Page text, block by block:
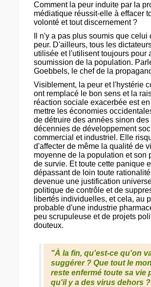
Comment la peur induite par la
médiatique réussit-elle à effacer
volonté et tout discernement ?
Il n'y a pas plus soumis que celui
peur. D'ailleurs, tous les
utilisée et l'utilisent toujours pour
soumission de la population.
Goebbels, le chef de la
Visiblement, la peur et l'hystérie
ont remplacé le bon sens et la
réaction sociale exacerbée est
mettre les économies
de détruire des années sinon des
décennies de développement
commercial et industriel. Elle
d'affecter de même la qualité de
moyenne de la population et son
de survie. Et toute cette panique
dépassant de loin toute
devenue une justification
politique de contrôle et de
libertés individuelles, et cela, au
probable d'une industrie
peu scrupuleuse et de projets
douteux.
"À la fin, qu'est-ce qu'on
suggérer ? Que tout le
reste enfermé toute sa vie
qu'il y a des virus dehors ?